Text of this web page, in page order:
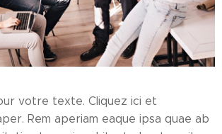
votre texte. Cliquez ici et
Rem aperiam eaque ipsa quae ab